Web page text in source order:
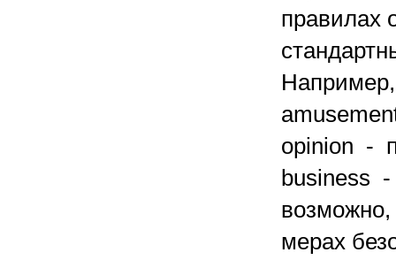
правилах
Например,
opinion -
business
возможно,
мерах